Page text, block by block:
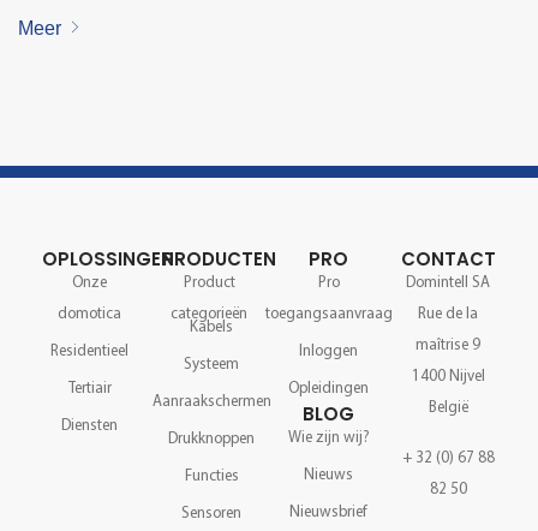
Meer
OPLOSSINGEN
Onze
domotica
Residentieel
Tertiair
Diensten
PRODUCTEN
Product
categorieën
Kabels
Systeem
Aanraakschermen
Drukknoppen
Functies
Sensoren
PRO
Pro
toegangsaanvraag
Inloggen
Opleidingen
BLOG
Wie zijn wij?
Nieuws
Nieuwsbrief
CONTACT
Domintell SA
Rue de la
maîtrise 9
1400 Nijvel
België
+ 32 (0) 67 88
82 50